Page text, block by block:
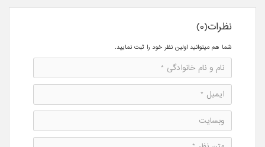
نظرات(0)
شما هم میتوانید اولین نظر خود را ثبت نمایید.